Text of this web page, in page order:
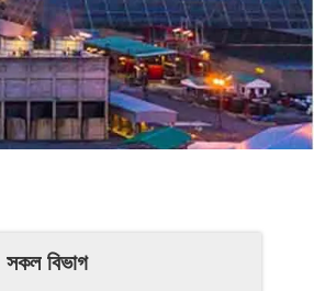
সকল বিভাগ